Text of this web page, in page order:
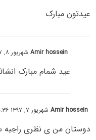
عیدتون مبارک
Amir hosseinشهریور ۸, ۱۳۹۷ at ۹:۲۷ ق٫ظ
عید شمام مبارک
Amir hosseinشهریور ۷, ۱۳۹۷ at ۱۰:۳۶ ب٫ظ